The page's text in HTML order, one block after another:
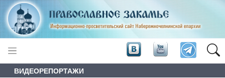
ВИДЕОРЕПОРТАЖИ